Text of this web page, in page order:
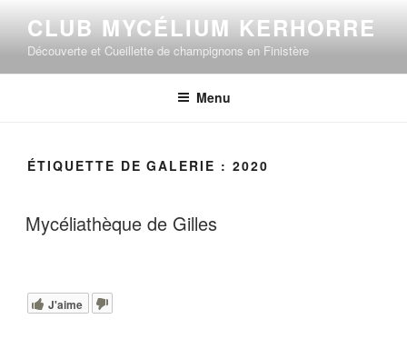
contenu
principal
CLUB MYCÉLIUM KERHORRE
Découverte et Cueillette de champignons en Finistère
Menu
ÉTIQUETTE DE GALERIE :2020
Mycéliathèque de Gilles
J'aime